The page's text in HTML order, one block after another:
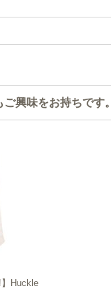
興味をお持ちです。
】Huckle